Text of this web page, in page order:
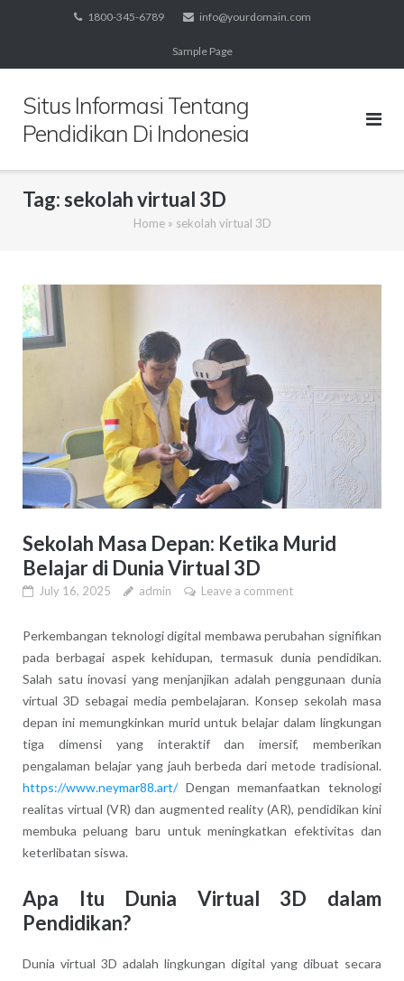
1800-345-6789 info@yourdomain.com
Sample Page
Situs Informasi Tentang
Pendidikan Di Indonesia
Tag:sekolah virtual 3D
Home» sekolah virtual 3D
Sekolah Masa Depan: Ketika Murid
Belajar di Dunia Virtual 3D
July 16, 2025 admin Leave a comment
Perkembangan teknologi digital membawa perubahan signifikan
pada berbagai aspek kehidupan, termasuk dunia pendidikan.
Salah satu inovasi yang menjanjikan adalah penggunaan dunia
virtual 3D sebagai media pembelajaran. Konsep sekolah masa
depan ini memungkinkan murid untuk belajar dalam lingkungan
tiga dimensi yang interaktif dan imersif, memberikan
pengalaman belajar yang jauh berbeda dari metode tradisional.
https://www.neymar88.art/Dengan memanfaatkan teknologi
realitas virtual (VR) dan augmented reality (AR), pendidikan kini
membuka peluang baru untuk meningkatkan efektivitas dan
keterlibatan siswa.
Apa Itu Dunia Virtual 3D dalam
Pendidikan?
Dunia virtual 3D adalah lingkungan digital yang dibuat secara